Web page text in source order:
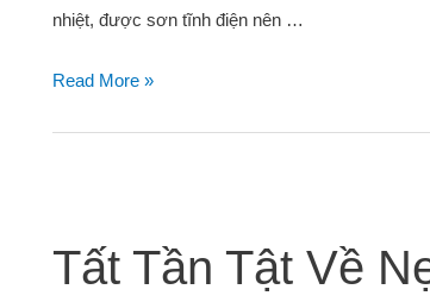
nhiệt, được sơn tĩnh điện nên …
Read More »
Tất Tần Tật Về